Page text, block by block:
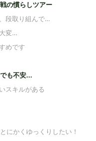
の慣らしツアー
段取り組んで…
変…
めです
も不安…
スキルがある
にかくゆっくりしたい！